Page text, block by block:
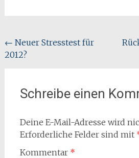
Beitragsnavigation
← Neuer Stresstest für
2012?
Schreibe einen
Deine E-Mail-Adresse wird
Erforderliche Felder sind mit
Kommentar *